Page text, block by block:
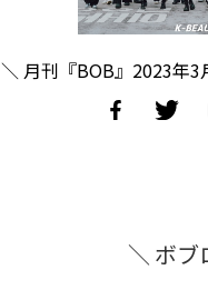
＼ 月刊『BOB』2023年3
＼ ボブ